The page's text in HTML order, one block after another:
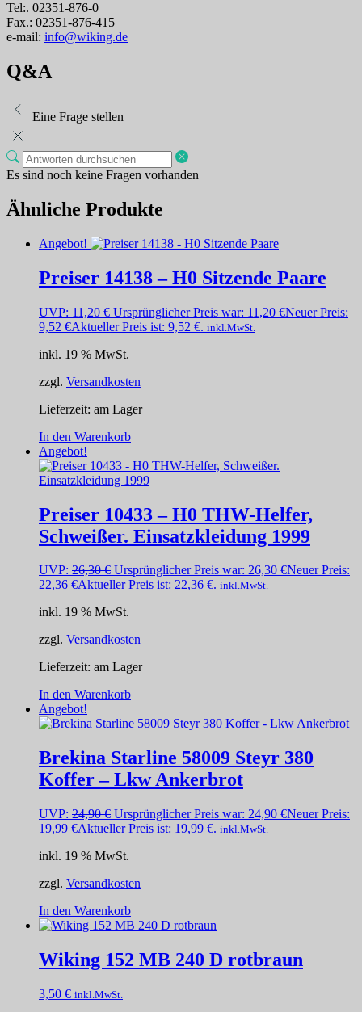
Tel:. 02351-876-0
Fax.: 02351-876-415
e-mail: info@wiking.de
Q&A
Eine Frage stellen
Es sind noch keine Fragen vorhanden
Ähnliche Produkte
Angebot!
Preiser 14138 – H0 Sitzende Paare
UVP: 11,20€ Ursprünglicher Preis war: 11,20 €Neuer Preis:
9,52 €Aktueller Preis ist: 9,52 €. inkl.MwSt.
inkl. 19 % MwSt.
zzgl. Versandkosten
Lieferzeit: am Lager
In den Warenkorb
Angebot!
Preiser 10433 – H0 THW-Helfer,
Schweißer. Einsatzkleidung 1999
UVP: 26,30€ Ursprünglicher Preis war: 26,30 €Neuer Preis:
22,36 €Aktueller Preis ist: 22,36 €. inkl.MwSt.
inkl. 19 % MwSt.
zzgl. Versandkosten
Lieferzeit: am Lager
In den Warenkorb
Angebot!
Brekina Starline 58009 Steyr 380
Koffer – Lkw Ankerbrot
UVP: 24,90€ Ursprünglicher Preis war: 24,90 €Neuer Preis:
19,99 €Aktueller Preis ist: 19,99 €. inkl.MwSt.
inkl. 19 % MwSt.
zzgl. Versandkosten
In den Warenkorb
Wiking 152 MB 240 D rotbraun
3,50 € inkl.MwSt.